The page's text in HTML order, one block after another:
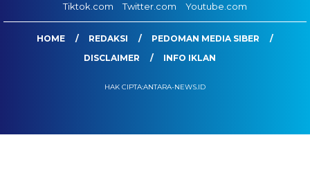
Tiktok.com
Twitter.com Youtube.com
HOME REDAKSI
PEDOMAN MEDIA SIBER
DISCLAIMER
INFO IKLAN
HAK CIPTA:ANTARA-NEWS.ID